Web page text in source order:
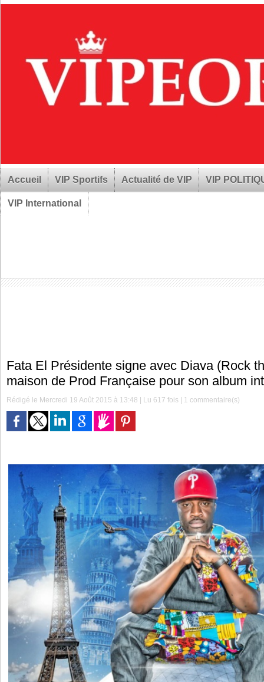
Accueil VIP Sportifs Actualité de VIP VIP
VIP International
Fata El Présidente signe avec Diava (Rock
maison de Prod Française pour son album
Rédigé le Mercredi 19 Août 2015 à 13:48 | Lu 617 fois | 1 commentaire(s)